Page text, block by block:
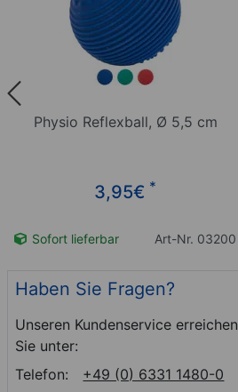
Physio Reflexball, Ø 5,5 cm
3,95€ *
Sofort lieferbar Art-Nr. 03200
Haben Sie Fragen?
Unseren Kundenservice erreichen
Sie unter:
Telefon:
+49 (0) 6331 1480-0